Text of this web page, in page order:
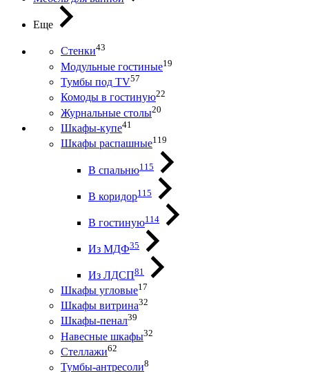
Еще
Стенки43
Модульные гостиные19
Тумбы под ТV57
Комоды в гостиную22
Журнальные столы20
Шкафы-купе41
Шкафы распашные119
В спальню115
В коридор115
В гостиную114
Из МДФ35
Из ЛДСП81
Шкафы угловые17
Шкафы витрина32
Шкафы-пенал39
Навесные шкафы32
Стеллажи62
Тумбы-антресоли8